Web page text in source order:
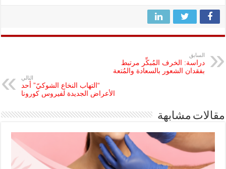
السابق
دراسة: الخرف المُبكِّر مرتبط
بفقدان الشعور بالسعادة والمُتعة
التالي
“التهاب النخاع الشوكيّ” أحد
الأعراض الجديدة لفيروس كورونا
مقالات مشابهة